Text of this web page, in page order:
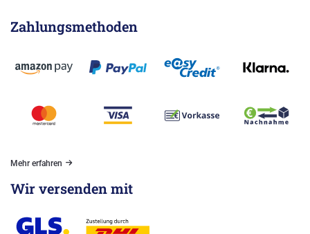
Zahlungsmethoden
Mehr erfahren
Wir versenden mit